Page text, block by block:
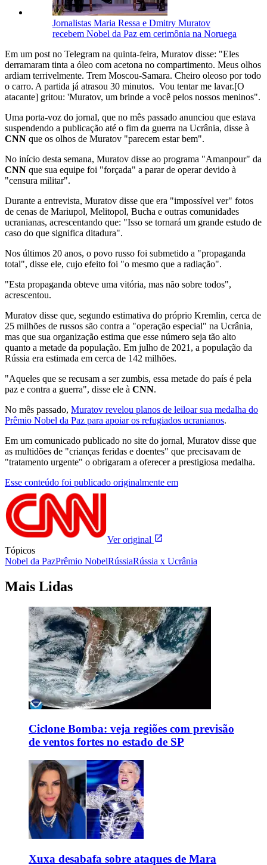
Jornalistas Maria Ressa e Dmitry Muratov
recebem Nobel da Paz em cerimônia na Noruega
Em um post no Telegram na quinta-feira, Muratov disse: "Eles
derramaram tinta a óleo com acetona no compartimento. Meus olhos
ardiam terrivelmente. Trem Moscou-Samara. Cheiro oleoso por todo
o carro. A partida já atrasou 30 minutos. Vou tentar me lavar.[O
atacante] gritou: 'Muratov, um brinde a você pelos nossos meninos".
Uma porta-voz do jornal, que no mês passado anunciou que estava
suspendendo a publicação até o fim da guerra na Ucrânia, disse à
CNN que os olhos de Muratov "parecem estar bem".
No início desta semana, Muratov disse ao programa "Amanpour" da
CNN que sua equipe foi "forçada" a parar de operar devido à
"censura militar".
Durante a entrevista, Muratov disse que era "impossível ver" fotos
de cenas de Mariupol, Melitopol, Bucha e outras comunidades
ucranianas, acrescentando que: "Isso se tornará um grande estudo de
caso do que significa ditadura".
Nos últimos 20 anos, o povo russo foi submetido a "propaganda
total", disse ele, cujo efeito foi "o mesmo que a radiação".
"Esta propaganda obteve uma vitória, mas não sobre todos",
acrescentou.
Muratov disse que, segundo estimativa do próprio Kremlin, cerca de
25 milhões de russos são contra a "operação especial" na Ucrânia,
mas que sua organização estima que esse número seja tão alto
quanto a metade da população. Em julho de 2021, a população da
Rússia era estimada em cerca de 142 milhões.
"Aqueles que se recusam a ser zumbis, essa metade do país é pela
paz e contra a guerra", disse ele à CNN.
No mês passado, Muratov revelou planos de leiloar sua medalha do
Prêmio Nobel da Paz para apoiar os refugiados ucranianos.
Em um comunicado publicado no site do jornal, Muratov disse que
as multidões de "crianças feridas e doentes" que precisavam de
"tratamento urgente" o obrigaram a oferecer a prestigiosa medalha.
Esse conteúdo foi publicado originalmente em
Ver original
Tópicos
Nobel da PazPrêmio NobelRússiaRússia x Ucrânia
Mais Lidas
Ciclone Bomba: veja regiões com previsão
de ventos fortes no estado de SP
Xuxa desabafa sobre ataques de Mara